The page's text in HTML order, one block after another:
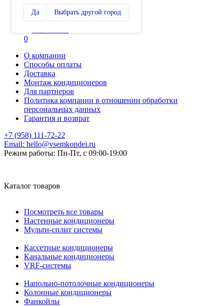
Да Выбрать другой город
Сравнение
0
О компании
Способы оплаты
Доставка
Монтаж кондиционеров
Для партнеров
Политика компании в отношении обработки
персональных данных
Гарантия и возврат
+7 (958) 111-72-22
Email: hello@vsemkondei.ru
Режим работы: Пн-Пт, с 09:00-19:00
Каталог товаров
Посмотреть все товары
Настенные кондиционеры
Мульти-сплит системы
Кассетные кондиционеры
Канальные кондиционеры
VRF-системы
Напольно-потолочные кондиционеры
Колонные кондиционеры
Фанкойлы